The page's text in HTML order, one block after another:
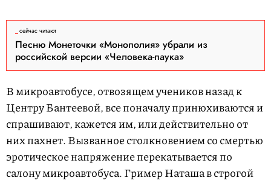
сейчас читают
Песню Монеточки «Монополия» убрали из
российской версии «Человека-паука»
В микроавтобусе, отвозящем учеников назад к
Центру Бантеевой, все поначалу принюхиваются и
спрашивают, кажется им, или действительно от
них пахнет. Вызванное столкновением со смертью
эротическое напряжение перекатывается по
салону микроавтобуса. Гример Наташа в строгой